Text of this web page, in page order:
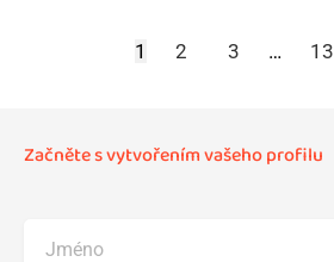
1 2 3 … 13
Začněte s vytvořením vašeho profilu
Jméno